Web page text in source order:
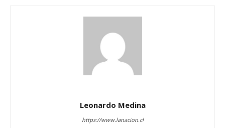
Leonardo Medina
https://www.lanacion.cl